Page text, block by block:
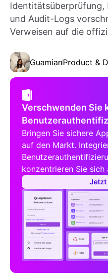
Identitätsüberprüfung,
und Audit-Logs
Verweisen auf die
GuamianProduct &
Verschwenden Sie
Bringen Sie sichere
auf den Markt.
konzentrieren Sie sich
Jetzt